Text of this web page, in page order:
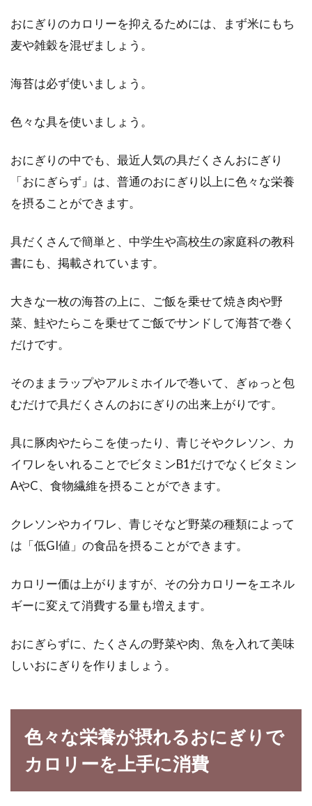
おにぎりのカロリーを抑えるためには、まず米にもち
麦や雑穀を混ぜましょう。
海苔は必ず使いましょう。
色々な具を使いましょう。
おにぎりの中でも、最近人気の具だくさんおにぎり
「おにぎらず」は、普通のおにぎり以上に色々な栄養
を摂ることができます。
具だくさんで簡単と、中学生や高校生の家庭科の教科
書にも、掲載されています。
大きな一枚の海苔の上に、ご飯を乗せて焼き肉や野
菜、鮭やたらこを乗せてご飯でサンドして海苔で巻く
だけです。
そのままラップやアルミホイルで巻いて、ぎゅっと包
むだけで具だくさんのおにぎりの出来上がりです。
具に豚肉やたらこを使ったり、青じそやクレソン、カ
イワレをいれることでビタミンB1だけでなくビタミン
AやC、食物繊維を摂ることができます。
クレソンやカイワレ、青じそなど野菜の種類によって
は「低GI値」の食品を摂ることができます。
カロリー価は上がりますが、その分カロリーをエネル
ギーに変えて消費する量も増えます。
おにぎらずに、たくさんの野菜や肉、魚を入れて美味
しいおにぎりを作りましょう。
色々な栄養が摂れるおにぎりで
カロリーを上手に消費